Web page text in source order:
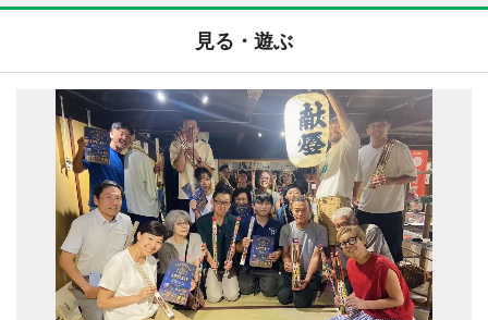
見る・遊ぶ